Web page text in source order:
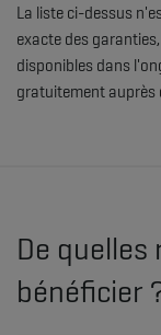
La liste ci-dessus
exacte des
disponibles dans
gratuitement auprès
De
bénéficier